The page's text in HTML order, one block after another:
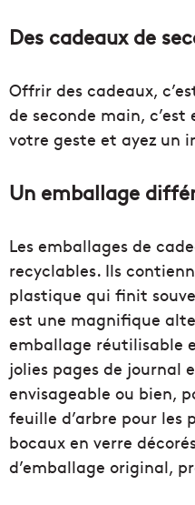
Des cadeaux de
Offrir des cadeaux,
de seconde main,
votre geste et ayez un
Un emballage
Les emballages de
recyclables. Ils
plastique qui finit
est une magnifique
emballage réutilisable
jolies pages de journal
envisageable ou bien,
feuille d’arbre pour les
bocaux en verre
d’emballage original,